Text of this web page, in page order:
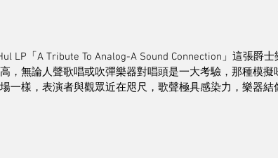
LP「A Tribute To Analog-A Sound Connection」這張爵
，無論人聲歌唱或吹彈樂器對唱頭是一大考驗，那種模擬
一樣，表演者與觀眾近在咫尺，歌聲極具感染力，樂器結